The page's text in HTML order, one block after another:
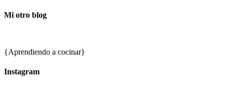
Mi otro blog
{Aprendiendo a cocinar}
Instagram